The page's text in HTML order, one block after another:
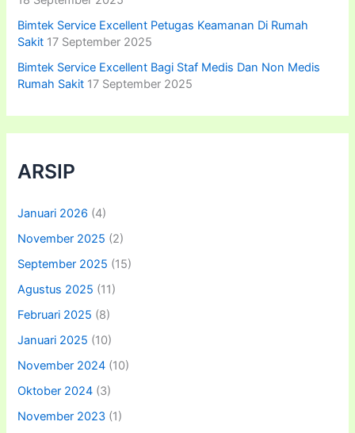
Bimtek Service Excellent Petugas Keamanan Di Rumah
Sakit 17 September 2025
Bimtek Service Excellent Bagi Staf Medis Dan Non Medis
Rumah Sakit 17 September 2025
ARSIP
Januari 2026 (4)
November 2025 (2)
September 2025 (15)
Agustus 2025 (11)
Februari 2025 (8)
Januari 2025 (10)
November 2024 (10)
Oktober 2024 (3)
November 2023 (1)